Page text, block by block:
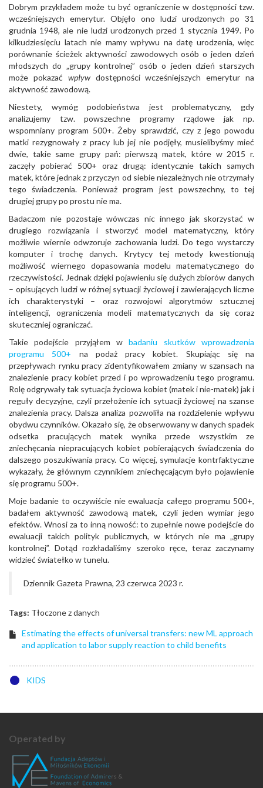
Dobrym przykładem może tu być ograniczenie w dostępności tzw.
wcześniejszych emerytur. Objęło ono ludzi urodzonych po 31
grudnia 1948, ale nie ludzi urodzonych przed 1 stycznia 1949. Po
kilkudziesięciu latach nie mamy wpływu na datę urodzenia, więc
porównanie ścieżek aktywności zawodowych osób o jeden dzień
młodszych do „grupy kontrolnej” osób o jeden dzień starszych
może pokazać wpływ dostępności wcześniejszych emerytur na
aktywność zawodową.
Niestety, wymóg podobieństwa jest problematyczny, gdy
analizujemy tzw. powszechne programy rządowe jak np.
wspomniany program 500+. Żeby sprawdzić, czy z jego powodu
matki rezygnowały z pracy lub jej nie podjęły, musielibyśmy mieć
dwie, takie same grupy pań: pierwszą matek, które w 2015 r.
zaczęły pobierać 500+ oraz drugą: identycznie takich samych
matek, które jednak z przyczyn od siebie niezależnych nie otrzymały
tego świadczenia. Ponieważ program jest powszechny, to tej
drugiej grupy po prostu nie ma.
Badaczom nie pozostaje wówczas nic innego jak skorzystać w
drugiego rozwiązania i stworzyć model matematyczny, który
możliwie wiernie odwzoruje zachowania ludzi. Do tego wystarczy
komputer i trochę danych. Krytycy tej metody kwestionują
możliwość wiernego dopasowania modelu matematycznego do
rzeczywistości. Jednak dzięki pojawieniu się dużych zbiorów danych
– opisujących ludzi w różnej sytuacji życiowej i zawierających liczne
ich charakterystyki – oraz rozwojowi algorytmów sztucznej
inteligencji, ograniczenia modeli matematycznych da się coraz
skuteczniej ograniczać.
Takie podejście przyjąłem wbadaniu skutków wprowadzenia
programu 500+ na podaż pracy kobiet. Skupiając się na
przepływach rynku pracy zidentyfikowałem zmiany w szansach na
znalezienie pracy kobiet przed i po wprowadzeniu tego programu.
Rolę odgrywały tak sytuacja życiowa kobiet (matek i nie-matek) jak i
reguły decyzyjne, czyli przełożenie ich sytuacji życiowej na szanse
znalezienia pracy. Dalsza analiza pozwoliła na rozdzielenie wpływu
obydwu czynników. Okazało się, że obserwowany w danych spadek
odsetka pracujących matek wynika przede wszystkim ze
zniechęcania niepracujących kobiet pobierających świadczenia do
dalszego poszukiwania pracy. Co więcej, symulacje kontrfaktyczne
wykazały, że głównym czynnikiem zniechęcającym było pojawienie
się programu 500+.
Moje badanie to oczywiście nie ewaluacja całego programu 500+,
badałem aktywność zawodową matek, czyli jeden wymiar jego
efektów. Wnosi za to inną nowość: to zupełnie nowe podejście do
ewaluacji takich polityk publicznych, w których nie ma „grupy
kontrolnej”. Dotąd rozkładaliśmy szeroko ręce, teraz zaczynamy
widzieć światełko w tunelu.
Dziennik Gazeta Prawna, 23 czerwca 2023 r.
Tags: Tłoczone z danych
Estimating the effects of universal transfers: new ML approach
and application to labor supply reaction to child benefits
KIDS
Operated by